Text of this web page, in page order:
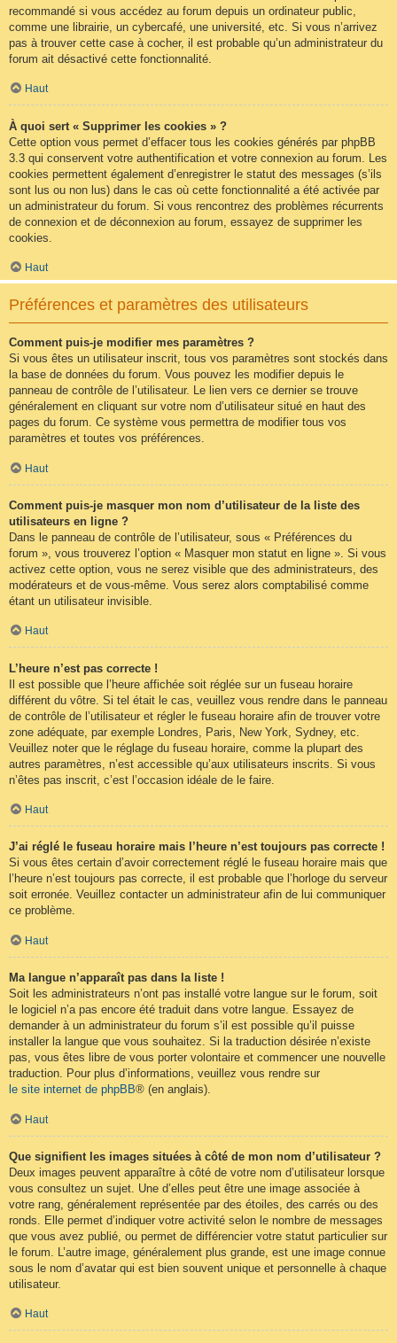
recommandé si vous accédez au forum depuis un ordinateur public,
comme une librairie, un cybercafé, une université, etc. Si vous n’arrivez
pas à trouver cette case à cocher, il est probable qu’un administrateur du
forum ait désactivé cette fonctionnalité.
Haut
À quoi sert « Supprimer les cookies » ?
Cette option vous permet d’effacer tous les cookies générés par phpBB
3.3 qui conservent votre authentification et votre connexion au forum. Les
cookies permettent également d’enregistrer le statut des messages (s’ils
sont lus ou non lus) dans le cas où cette fonctionnalité a été activée par
un administrateur du forum. Si vous rencontrez des problèmes récurrents
de connexion et de déconnexion au forum, essayez de supprimer les
cookies.
Haut
Préférences et paramètres des utilisateurs
Comment puis-je modifier mes paramètres ?
Si vous êtes un utilisateur inscrit, tous vos paramètres sont stockés dans
la base de données du forum. Vous pouvez les modifier depuis le
panneau de contrôle de l’utilisateur. Le lien vers ce dernier se trouve
généralement en cliquant sur votre nom d’utilisateur situé en haut des
pages du forum. Ce système vous permettra de modifier tous vos
paramètres et toutes vos préférences.
Haut
Comment puis-je masquer mon nom d’utilisateur de la liste des
utilisateurs en ligne ?
Dans le panneau de contrôle de l’utilisateur, sous « Préférences du
forum », vous trouverez l’option « Masquer mon statut en ligne ». Si vous
activez cette option, vous ne serez visible que des administrateurs, des
modérateurs et de vous-même. Vous serez alors comptabilisé comme
étant un utilisateur invisible.
Haut
L’heure n’est pas correcte !
Il est possible que l’heure affichée soit réglée sur un fuseau horaire
différent du vôtre. Si tel était le cas, veuillez vous rendre dans le panneau
de contrôle de l’utilisateur et régler le fuseau horaire afin de trouver votre
zone adéquate, par exemple Londres, Paris, New York, Sydney, etc.
Veuillez noter que le réglage du fuseau horaire, comme la plupart des
autres paramètres, n’est accessible qu’aux utilisateurs inscrits. Si vous
n’êtes pas inscrit, c’est l’occasion idéale de le faire.
Haut
J’ai réglé le fuseau horaire mais l’heure n’est toujours pas correcte !
Si vous êtes certain d’avoir correctement réglé le fuseau horaire mais que
l’heure n’est toujours pas correcte, il est probable que l’horloge du serveur
soit erronée. Veuillez contacter un administrateur afin de lui communiquer
ce problème.
Haut
Ma langue n’apparaît pas dans la liste !
Soit les administrateurs n’ont pas installé votre langue sur le forum, soit
le logiciel n’a pas encore été traduit dans votre langue. Essayez de
demander à un administrateur du forum s’il est possible qu’il puisse
installer la langue que vous souhaitez. Si la traduction désirée n’existe
pas, vous êtes libre de vous porter volontaire et commencer une nouvelle
traduction. Pour plus d’informations, veuillez vous rendre sur
le site internet de phpBB® (en anglais).
Haut
Que signifient les images situées à côté de mon nom d’utilisateur ?
Deux images peuvent apparaître à côté de votre nom d’utilisateur lorsque
vous consultez un sujet. Une d’elles peut être une image associée à
votre rang, généralement représentée par des étoiles, des carrés ou des
ronds. Elle permet d’indiquer votre activité selon le nombre de messages
que vous avez publié, ou permet de différencier votre statut particulier sur
le forum. L’autre image, généralement plus grande, est une image connue
sous le nom d’avatar qui est bien souvent unique et personnelle à chaque
utilisateur.
Haut